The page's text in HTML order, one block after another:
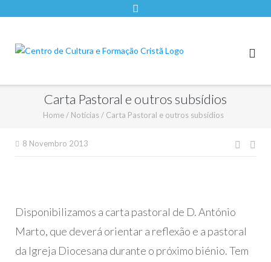
Carta Pastoral e outros subsídios
Home / Notícias / Carta Pastoral e outros subsídios
8 Novembro 2013
Disponibilizamos a carta pastoral de D. António
Marto, que deverá orientar a reflexão e a pastoral
da Igreja Diocesana durante o próximo biénio. Tem